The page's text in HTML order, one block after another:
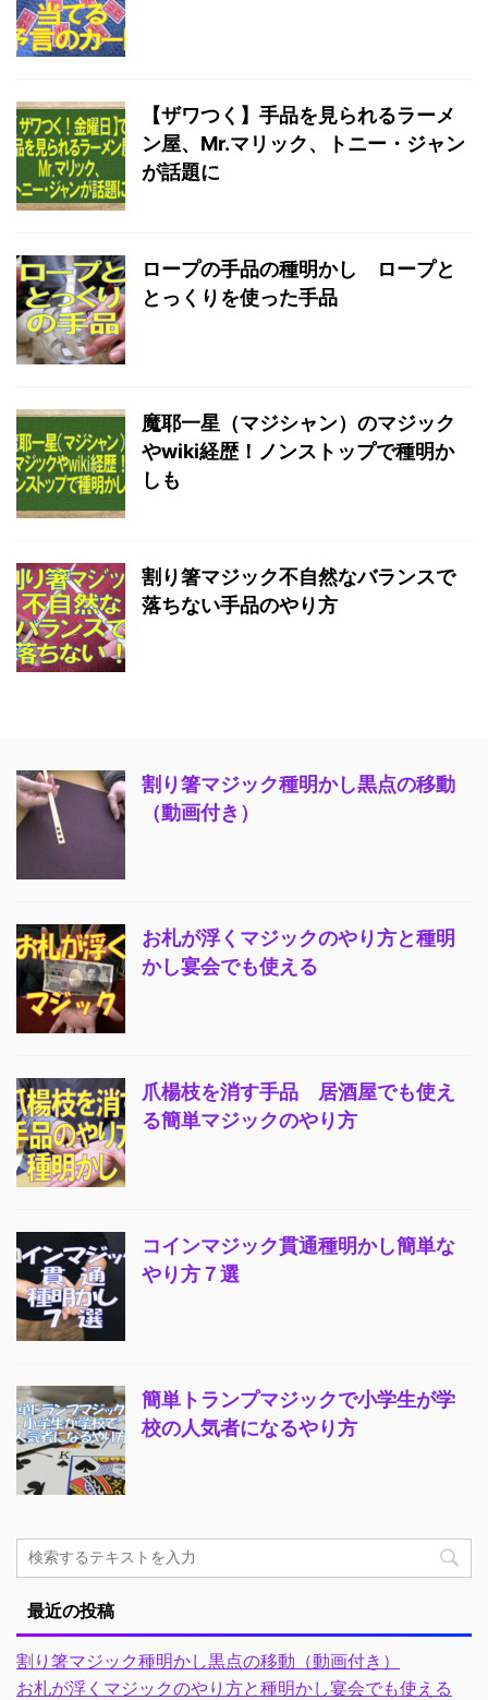
【ザワつく】手品を見られるラーメ
ン屋、Mr.マリック、トニー・ジャン
が話題に
ロープの手品の種明かし ロープと
とっくりを使った手品
魔耶一星（マジシャン）のマジック
やwiki経歴！ノンストップで種明か
しも
割り箸マジック不自然なバランスで
落ちない手品のやり方
割り箸マジック種明かし黒点の移動
（動画付き）
お札が浮くマジックのやり方と種明
かし宴会でも使える
爪楊枝を消す手品 居酒屋でも使え
る簡単マジックのやり方
コインマジック貫通種明かし簡単な
やり方７選
簡単トランプマジックで小学生が学
校の人気者になるやり方
最近の投稿
割り箸マジック種明かし黒点の移動（動画付き）
お札が浮くマジックのやり方と種明かし宴会でも使える